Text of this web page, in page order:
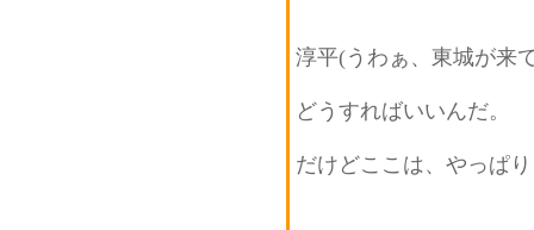
淳平(うわぁ、東城が来
どうすればいいんだ。
だけどここは、やっぱ